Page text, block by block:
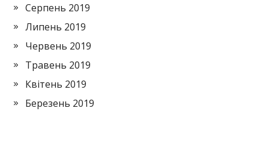
Серпень 2019
Липень 2019
Червень 2019
Травень 2019
Квітень 2019
Березень 2019